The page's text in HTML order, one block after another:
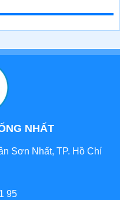
NHẤT
Sơn Nhất, TP. Hồ Chí
95